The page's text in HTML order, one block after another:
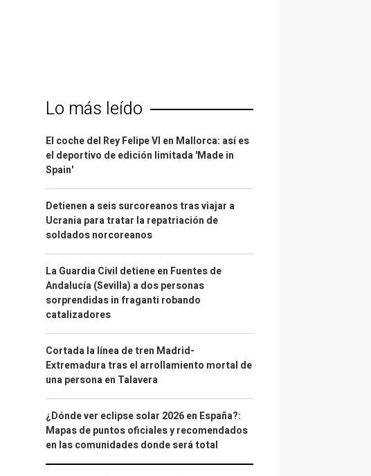
Lo más leído
El coche del Rey Felipe VI en Mallorca: así es
el deportivo de edición limitada 'Made in
Spain'
Detienen a seis surcoreanos tras viajar a
Ucrania para tratar la repatriación de
soldados norcoreanos
La Guardia Civil detiene en Fuentes de
Andalucía (Sevilla) a dos personas
sorprendidas in fraganti robando
catalizadores
Cortada la línea de tren Madrid-
Extremadura tras el arrollamiento mortal de
una persona en Talavera
¿Dónde ver eclipse solar 2026 en España?:
Mapas de puntos oficiales y recomendados
en las comunidades donde será total